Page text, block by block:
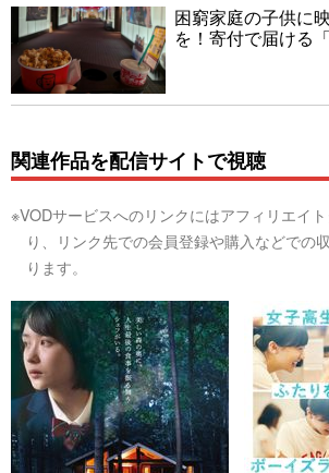
困窮家庭の子供に
を！寄付で届ける
関連作品を配信サイトで視聴
※VODサービスへのリンクにはアフィリエイ
り、リンク先での会員登録や購入などでの
ります。